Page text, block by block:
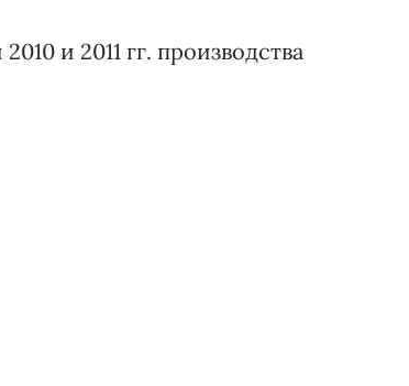
и 2011 гг. производства